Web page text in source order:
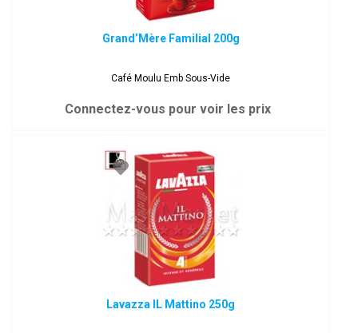
Grand’Mère Familial 200g
Café Moulu Emb Sous-Vide
Connectez-vous pour voir les prix
Lavazza IL Mattino 250g